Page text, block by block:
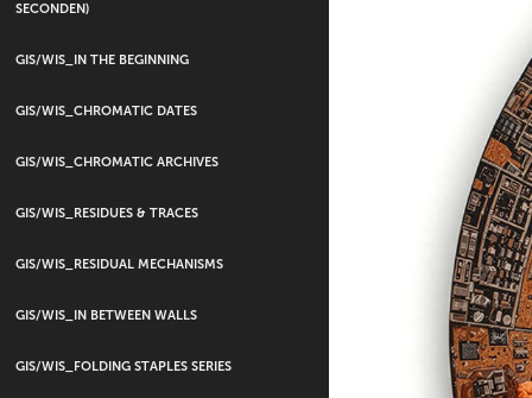
SECONDEN)
GIS/WIS_IN THE BEGINNING
GIS/WIS_CHROMATIC DATES
GIS/WIS_CHROMATIC ARCHIVES
GIS/WIS_RESIDUES & TRACES
GIS/WIS_RESIDUAL MECHANISMS
GIS/WIS_IN BETWEEN WALLS
GIS/WIS_FOLDING STAPLES SERIES